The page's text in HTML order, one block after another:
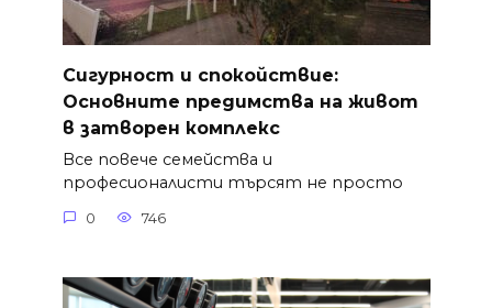
Сигурност и спокойствие:
Основните предимства на живот
в затворен комплекс
Все повече семейства и
професионалисти търсят не просто
0 746